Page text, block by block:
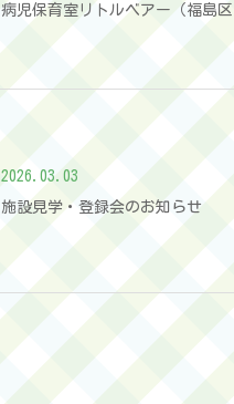
病児保育室リトルベアー（福島
2026.03.03
施設見学・登録会のお知らせ